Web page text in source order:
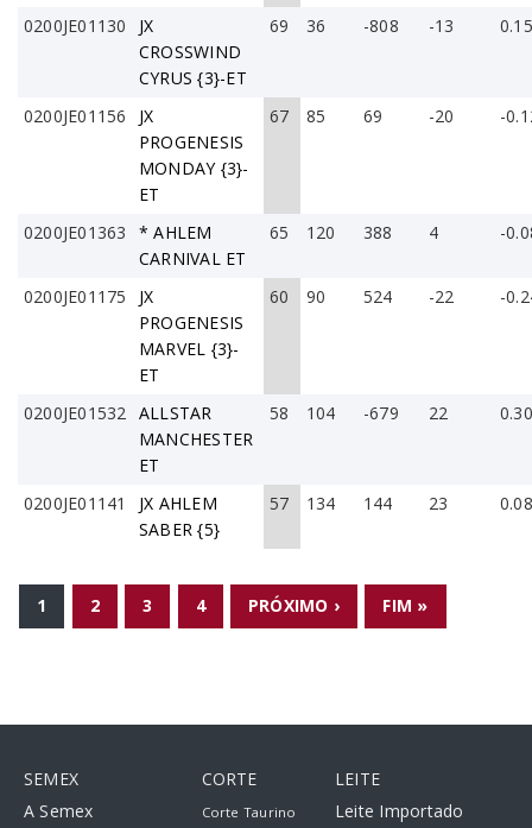
0200JE01130
JX
CROSSWIND
CYRUS {3}-ET
69 36 -808 -13 0.15
0200JE01156
JX
PROGENESIS
MONDAY {3}-
ET
67 85 69 -20 -
0200JE01363
* AHLEM
CARNIVAL ET
65 120 388 4 -
0200JE01175
JX
PROGENESIS
MARVEL {3}-
ET
60 90 524 -22 -
0200JE01532
ALLSTAR
MANCHESTER
ET
58 104 -679 22 0.30
0200JE01141
JX AHLEM
SABER {5}
57 134 144 23 0.08
1 2 3 4 PRÓXIMO › FIM »
SEMEX
A Semex
CORTE
Corte Taurino
LEITE
Leite Importado